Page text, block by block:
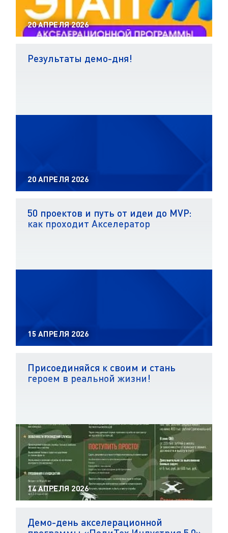
20 АПРЕЛЯ 2026
Результаты демо-дня!
20 АПРЕЛЯ 2026
50 проектов и путь от идеи до MVP:
как проходит Акселератор
15 АПРЕЛЯ 2026
Присоединяйся к своим и стань
героем в реальной жизни!
14 АПРЕЛЯ 2026
Демо-день акселерационной